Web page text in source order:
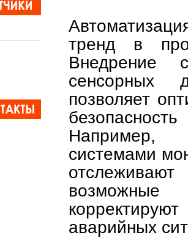
тренд в
Внедрение
сенсорных
позволяет
Например,
системами
возможные
аварийных